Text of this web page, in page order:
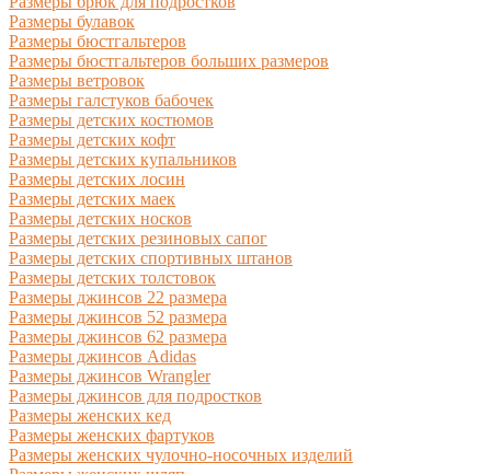
Размеры булавок
Размеры бюстгальтеров
Размеры бюстгальтеров больших размеров
Размеры ветровок
Размеры галстуков бабочек
Размеры детских костюмов
Размеры детских кофт
Размеры детских купальников
Размеры детских лосин
Размеры детских маек
Размеры детских носков
Размеры детских резиновых сапог
Размеры детских спортивных штанов
Размеры детских толстовок
Размеры джинсов 22 размера
Размеры джинсов 52 размера
Размеры джинсов 62 размера
Размеры джинсов Adidas
Размеры джинсов Wrangler
Размеры джинсов для подростков
Размеры женских кед
Размеры женских фартуков
Размеры женских чулочно-носочных изделий